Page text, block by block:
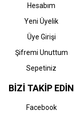
Hesabım
Yeni Üyelik
Üye Girişi
Şifremi Unuttum
Sepetiniz
BİZİ TAKİP EDİN
Facebook